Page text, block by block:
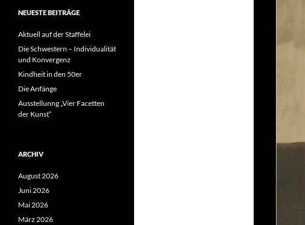
NEUESTE BEITRÄGE
Aktuell auf der Staffelei
Die Schwestern – Individualität
und Konvergenz
Kindheit in den 50er
Die Anfänge
Ausstellunng „Vier Facetten
der Kunst“
ARCHIV
August 2026
Juni 2026
Mai 2026
März 2026